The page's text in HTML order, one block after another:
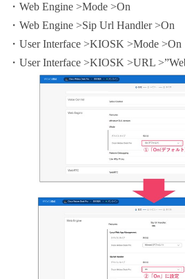
・Web Engine >Mode >On
・Web Engine >Sip Url Handler >On
・User Interface >KIOSK >Mode >On
・User Interface >KIOSK >URL